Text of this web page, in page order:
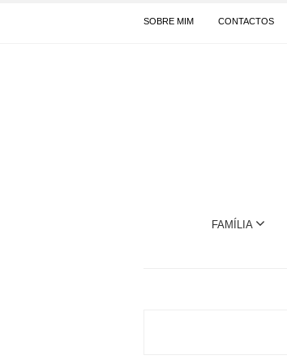
SOBRE MIM CONTACTOS
FAMÍLIA